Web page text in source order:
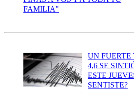
FAMILIA"
UN FUERTE
4,6 SE
ESTE
SENTISTE?